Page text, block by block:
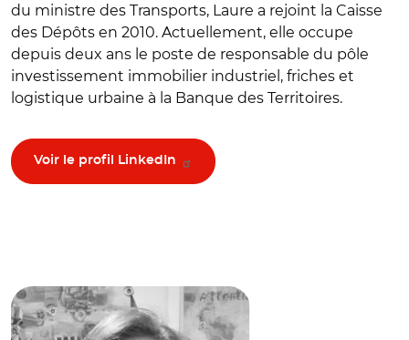
du ministre des Transports, Laure a rejoint la Caisse
des Dépôts en 2010. Actuellement, elle occupe
depuis deux ans le poste de responsable du pôle
investissement immobilier industriel, friches et
logistique urbaine à la Banque des Territoires.
Voir le profil LinkedIn